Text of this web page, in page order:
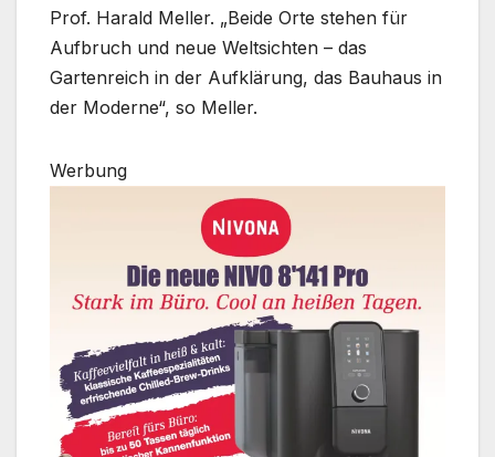
Prof. Harald Meller. „Beide Orte stehen für
Aufbruch und neue Weltsichten – das
Gartenreich in der Aufklärung, das Bauhaus in
der Moderne“, so Meller.
Werbung